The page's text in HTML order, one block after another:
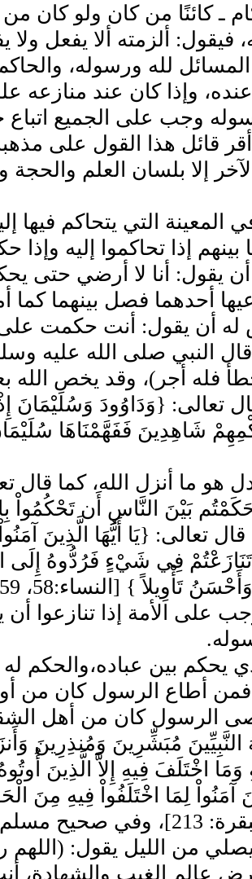
ـ كائنًا من كان ولو كان
ألزمته ألا يفعل ولا
لله ورسوله،
وإذا كان عند منازعه
وجب على الجميع اتباع
قائل هذا القول على
إلا بلسان العلم والحجة
المعينة التي يتحاكم
إذا تحاكموا إليه وإذا
يقول‏:‏ أنا لا أرضي حتى
أحدهما فصل بينهما كما
له أن يقول‏:‏ أنت حكمت على
النبي صلى الله عليه
فله أجر‏)‏، وقد يخص الله
تعالى‏:‏ ‏{‏وَدَاوُودَ وَسُلَيْمَانَ
شَاهِدِينَ فَفَهَّمْنَاهَا سُلَيْمَانَ
هو ما أنزل الله، كما قال
بَيْنَ النَّاسِ أَن تَحْكُمُواْ
تعالى‏:‏ ‏{‏يَا أَيُّهَا الَّذِينَ
فِي شَيْءٍ فَرُدُّوهُ إِلَى
الأمة إذا تنازعوا أن
يحكم بين عباده،والحكم
أطاع الرسول كان من
الرسول كان من أهل
مُبَشِّرِينَ وَمُنذِرِينَ
اخْتَلَفَ فِيهِ إِلاَّ الَّذِينَ
آمَنُواْ لِمَا اخْتَلَفُواْ فِيهِ مِنَ
يَهْدِي مَن يَشَاء إِلَى صِرَاطٍ مُّسْتَقِيمٍ ‏}‏ ‏[‏البقرة‏:‏
من الليل يقول‏:‏ ‏(‏اللهم
عالم الغيب والشهادة،